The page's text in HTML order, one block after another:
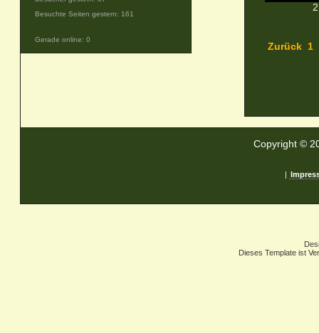
Zurück 1
Besuchte Seiten gestern: 161
Gerade online: 0
Copyright ©
|
Dieses Template ist